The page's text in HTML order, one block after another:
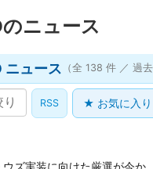
ニュース
ニュース （全 138 件 ／ 過
★ お気に入り
RSS
ウズ実装に向けた厳選が今か